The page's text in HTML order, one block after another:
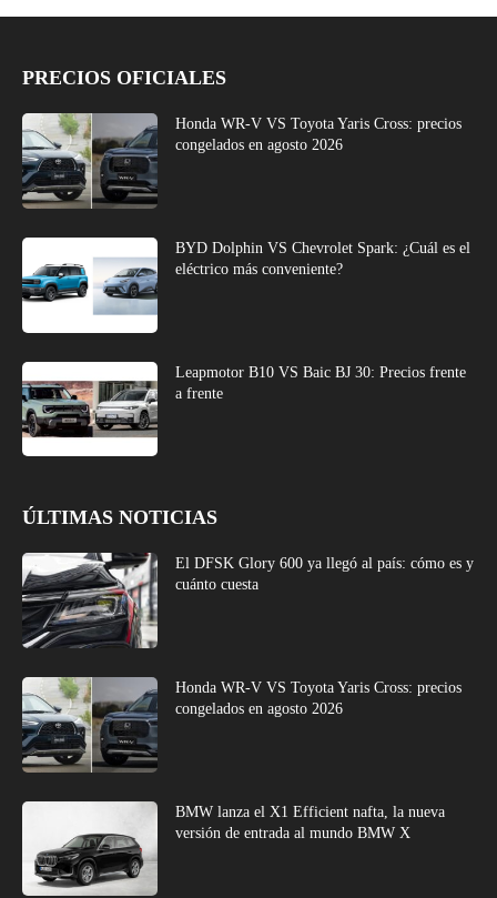
PRECIOS OFICIALES
Honda WR-V VS Toyota Yaris Cross: precios
congelados en agosto 2026
BYD Dolphin VS Chevrolet Spark: ¿Cuál es el
eléctrico más conveniente?
Leapmotor B10 VS Baic BJ 30: Precios frente
a frente
ÚLTIMAS NOTICIAS
El DFSK Glory 600 ya llegó al país: cómo es y
cuánto cuesta
Honda WR-V VS Toyota Yaris Cross: precios
congelados en agosto 2026
BMW lanza el X1 Efficient nafta, la nueva
versión de entrada al mundo BMW X